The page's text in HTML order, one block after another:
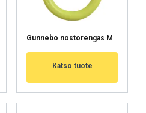
Gunnebo nostorengas M
Katso tuote